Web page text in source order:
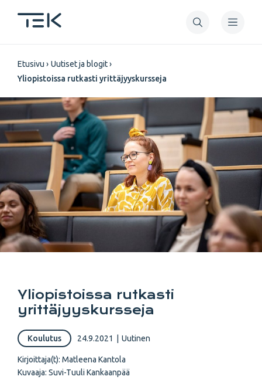
pääsisältöön
Murupolku
Etusivu
Uutiset ja blogit
Yliopistoissa rutkasti yrittäjyyskursseja
Yliopistoissa rutkasti
yrittäjyyskursseja
Koulutus 24.9.2021 Uutinen
Kirjoittaja(t): Matleena Kantola
Kuvaaja: Suvi-Tuuli Kankaanpää